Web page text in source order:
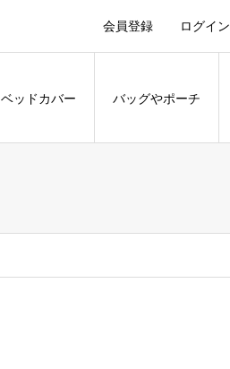
会員登録 ログイン
ベッドカバー バッグやポーチ